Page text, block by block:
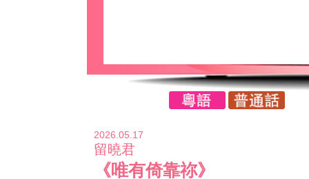
2026.05.17
留曉君
《唯有倚靠祢》